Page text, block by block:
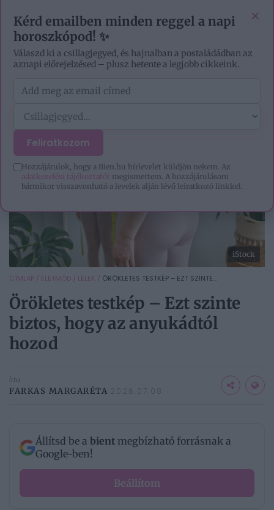
iStock
CÍMLAP / ÉLETMÓD / LÉLEK / ÖRÖKLETES TESTKÉP – EZT SZINTE...
Örökletes testkép – Ezt szinte
biztos, hogy az anyukádtól
hozod
Írta
FARKAS MARGARÉTA 2026.07.08.
Állítsd be a bient megbízható forrásnak a
Google-ben!
Beállítom
×
Kérd emailben minden reggel a napi
horoszkópod! ✨
Válaszd ki a csillagjegyed, és hajnalban a postaládádban az
aznapi előrejelzésed – plusz hetente a legjobb cikkeink.
Feliratkozom
Hozzájárulok, hogy a Bien.hu hírlevelet küldjön nekem. Az
adatkezelési tájékoztatót megismertem. A hozzájárulásom
bármikor visszavonható a levelek alján lévő leiratkozó linkkel.